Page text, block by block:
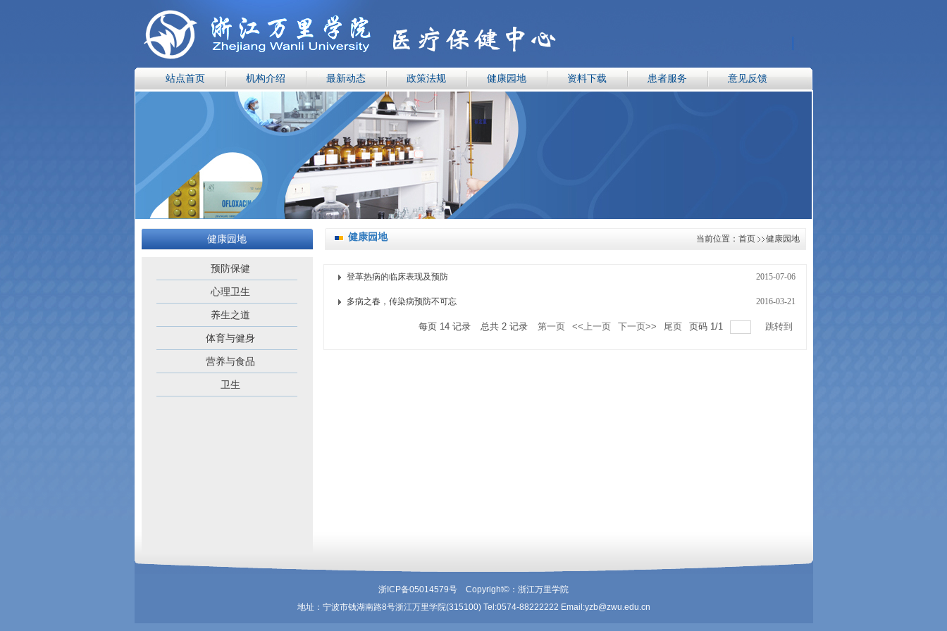
站点首页 机构介绍 最新动态 政策法规 健康园地 资料下载 患者服务 意见反馈
健康园地
预防保健
心理卫生
养生之道
体育与健身
营养与食品
卫生
健康园地 当前位置： 首页 健康园地
登革热病的临床表现及预防 2015-07-06
多病之春，传染病预防不可忘 2016-03-21
每页 14记录 总共 2记录 第一页 <<上一页 下一页>> 尾页 页码 1/1 跳转到
浙ICP备05014579号 Copyright©：浙江万里学院
地址：宁波市钱湖南路8号浙江万里学院(315100) Tel:0574-88222222 Email:yzb@zwu.edu.cn